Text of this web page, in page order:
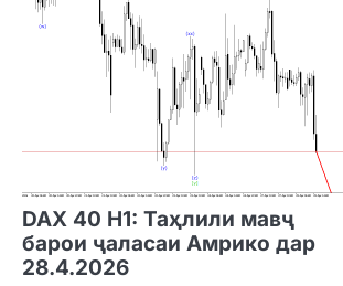
DAX 40 H1: Таҳлили мавҷ
барои ҷаласаи Амрико дар
28.4.2026